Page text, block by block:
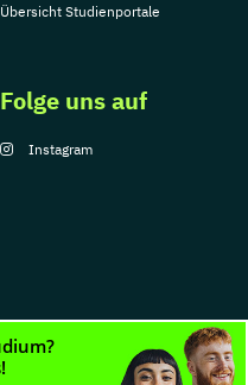
Übersicht Studienportale
Folge uns auf
Instagram